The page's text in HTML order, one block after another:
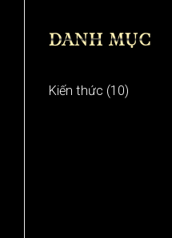
DANH MỤC
Kiến thức (10)